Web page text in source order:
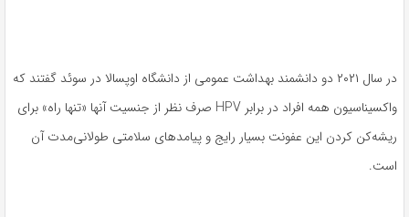
در سال ۲۰۲۱ دو دانشمند بهداشت عمومی از دانشگاه اوپسالا در سوئد گفتند که
واکسیناسیون همه افراد در برابر HPV صرف نظر از جنسیت آنها «تنها راه» برای
ریشه‌کن کردن این عفونت بسیار رایج و پیامدهای سلامتی طولانی‌مدت آن
است.